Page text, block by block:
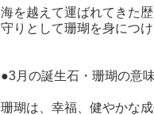
海を越えて運ばれてきた
守りとして珊瑚を身につ
●3月の誕生石・珊瑚の意
珊瑚は、幸福、健やかな